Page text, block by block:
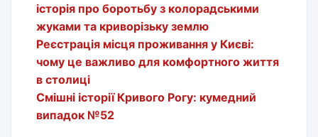
історія про боротьбу з колорадськими
жуками та криворізьку землю
Реєстрація місця проживання у Києві:
чому це важливо для комфортного життя
в столиці
Смішні історії Кривого Рогу: кумедний
випадок №52